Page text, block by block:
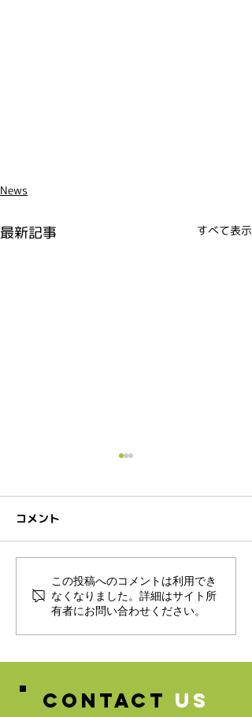
News
最新記事 すべて表示
2021年1月スケジュール
決定！！
コメント
この投稿へのコメントは利用でき
なくなりました。詳細はサイト所
有者にお問い合わせください。
CONTACT US